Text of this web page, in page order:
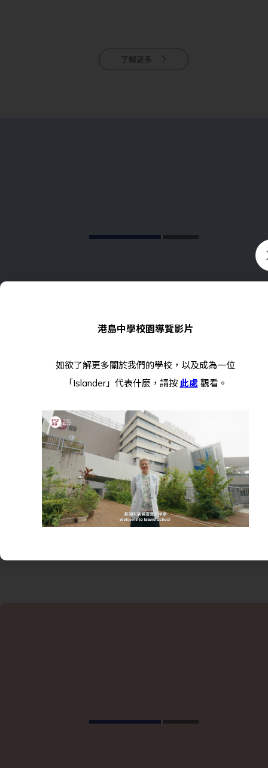
了解更多
教牧學習課程
（PLC）
港島中學校園導覽影片
如欲了解更多關於我們的學校，以及成為一位
「Islander」代表什麼，請按 此處觀看。